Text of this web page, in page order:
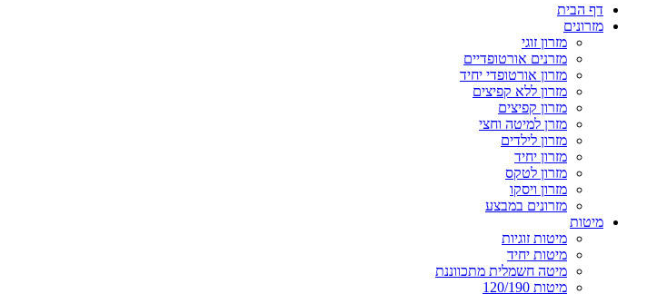
דף הבית
מזרונים
מזרון זוגי
מזרנים אורטופדיים
מזרון אורטופדי יחיד
מזרון ללא קפיצים
מזרון קפיצים
מזרן למיטה וחצי
מזרון לילדים
מזרון יחיד
מזרון לטקס
מזרון ויסקו
מזרונים במבצע
מיטות
מיטות זוגיות
מיטות יחיד
מיטה חשמלית מתכווננת
מיטות 120/190